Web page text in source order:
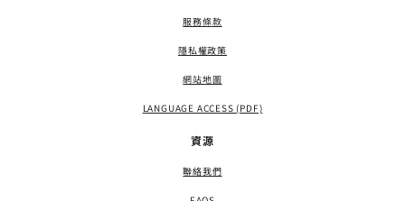
服務條款
隱私權政策
網站地圖
LANGUAGE ACCESS (PDF)
資源
聯絡我們